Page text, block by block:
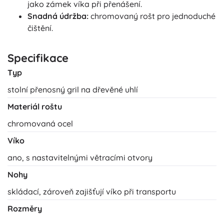
jako zámek víka při přenášení.
Snadná údržba: chromovaný rošt pro jednoduché
čištění.
Specifikace
Typ
stolní přenosný gril na dřevěné uhlí
Materiál roštu
chromovaná ocel
Víko
ano, s nastavitelnými větracími otvory
Nohy
skládací, zároveň zajišťují víko při transportu
Rozměry